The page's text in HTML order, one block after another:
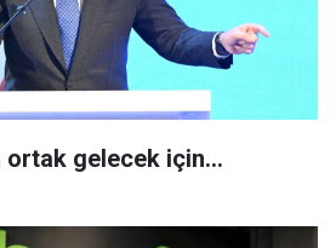
gelecek için...